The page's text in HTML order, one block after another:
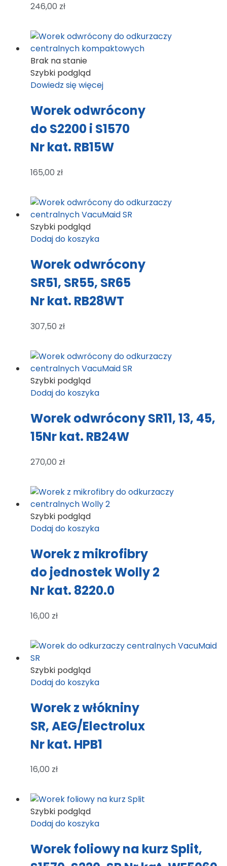
246,00 zł
Brak na stanie
Szybki podgląd
Dowiedz się więcej
Worek odwrócony
do S2200 i S1570
Nr kat. RB15W
165,00 zł
Szybki podgląd
Dodaj do koszyka
Worek odwrócony
SR51, SR55, SR65
Nr kat. RB28WT
307,50 zł
Szybki podgląd
Dodaj do koszyka
Worek odwrócony SR11, 13, 45,
15Nr kat. RB24W
270,00 zł
Szybki podgląd
Dodaj do koszyka
Worek z mikrofibry
do jednostek Wolly 2
Nr kat. 8220.0
16,00 zł
Szybki podgląd
Dodaj do koszyka
Worek z włókniny
SR, AEG/Electrolux
Nr kat. HPB1
16,00 zł
Szybki podgląd
Dodaj do koszyka
Worek foliowy na kurz Split,